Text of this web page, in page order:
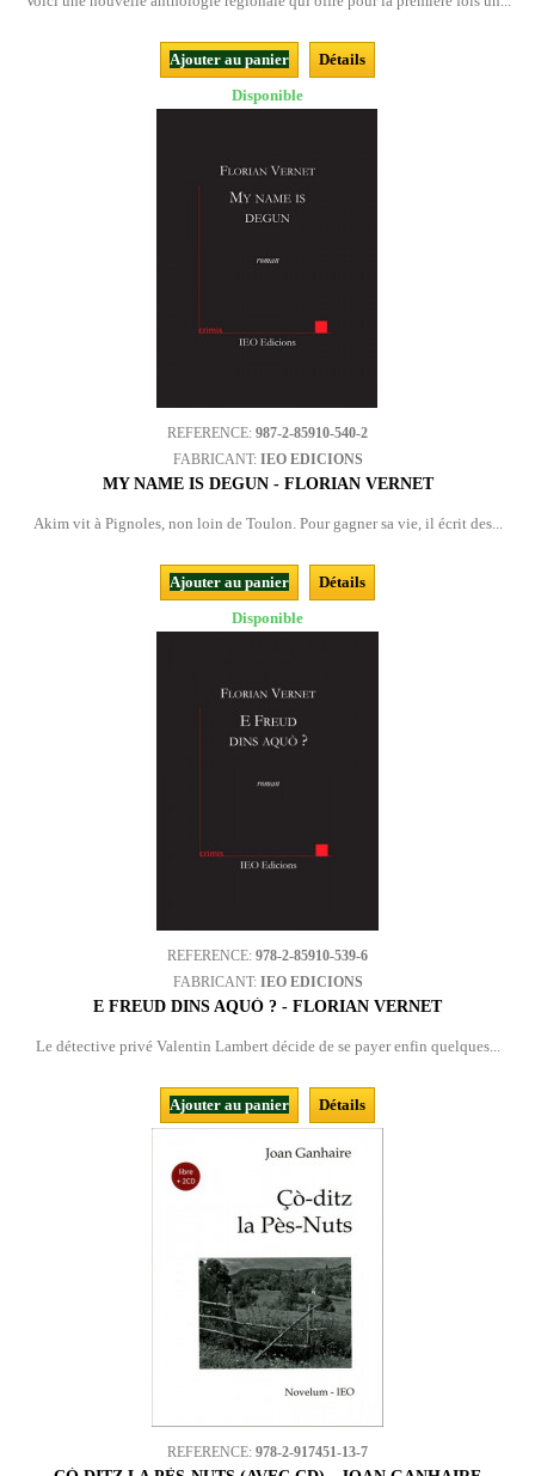
Ajouter au panier
Détails
Disponible
REFERENCE: 987-2-85910-540-2
FABRICANT: IEO EDICIONS
MY NAME IS DEGUN - FLORIAN VERNET
Akim vit à Pignoles, non loin de Toulon. Pour gagner sa vie, il écrit des...
Ajouter au panier
Détails
Disponible
REFERENCE: 978-2-85910-539-6
FABRICANT: IEO EDICIONS
E FREUD DINS AQUÒ ? - FLORIAN VERNET
Le détective privé Valentin Lambert décide de se payer enfin quelques...
Ajouter au panier Détails
REFERENCE: 978-2-917451-13-7